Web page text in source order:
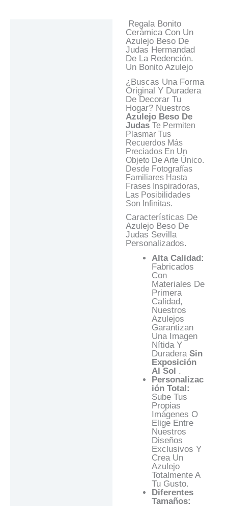
Regala Bonito
Cerámica Con Un
Azulejo Beso De
Judas Hermandad
De La Redención.
Un Bonito Azulejo
¿Buscas Una Forma
Original Y Duradera
De Decorar Tu
Hogar? Nuestros
Azulejo Beso De
Judas Te Permiten
Plasmar Tus
Recuerdos Más
Preciados En Un
Objeto De Arte Único.
Desde Fotografías
Familiares Hasta
Frases Inspiradoras,
Las Posibilidades
Son Infinitas.
Características De
Azulejo Beso De
Judas Sevilla
Personalizados.
Alta Calidad:
Fabricados
Con
Materiales De
Primera
Calidad,
Nuestros
Azulejos
Garantizan
Una Imagen
Nítida Y
Duradera Sin
Exposición
Al Sol .
Personalizac
Ión Total:
Sube Tus
Propias
Imágenes O
Elige Entre
Nuestros
Diseños
Exclusivos Y
Crea Un
Azulejo
Totalmente A
Tu Gusto.
Diferentes
Tamaños: